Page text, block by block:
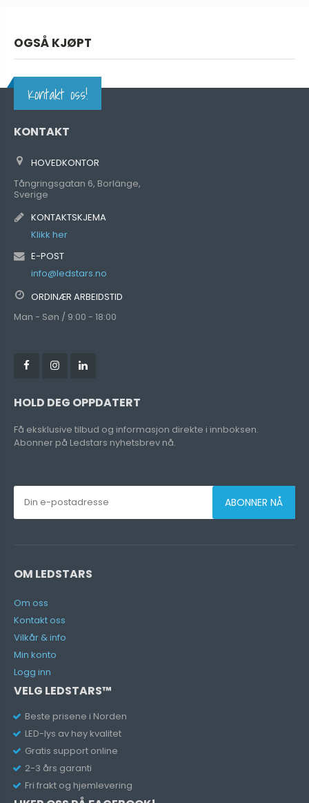
OGSÅ KJØPT
Kontakt oss!
KONTAKT
HOVEDKONTOR
Tångringsgatan 6, Borlänge,
Sverige
KONTAKTSKJEMA
Klikk her
E-POST
info@ledstars.no
ORDINÆR ARBEIDSTID
Man - Søn / 9:00 - 18:00
HOLD DEG OPPDATERT
Få eksklusive tilbud og informasjon direkte i innboksen.
Abonner på Ledstars nyhetsbrev nå.
ABONNER NÅ
OM LEDSTARS
Om oss
Kontakt oss
Vilkår & info
Min konto
Logg inn
VELG LEDSTARS™
Beste prisene i Norden
LED-lys av høy kvalitet
Gratis support online
2-3 års garanti
Fri frakt og hjemlevering